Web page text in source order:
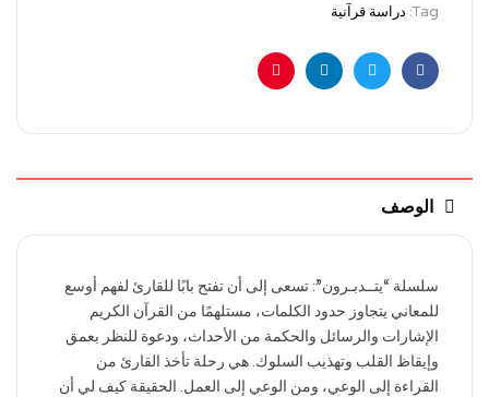
Tag: دراسة قرآنية
Facebook
Twitter
Linkedin
Pinterest
الوصف
سلسلة “يتــدبـرون”: تسعى إلى أن تفتح بابًا للقارئ لفهم أوسع
للمعاني يتجاوز حدود الكلمات، مستلهمًا من القرآن الكريم
الإشارات والرسائل والحكمة من الأحداث، ودعوة للنظر بعمق
وإيقاظ القلب وتهذيب السلوك. هي رحلة تأخذ القارئ من
القراءة إلى الوعي، ومن الوعي إلى العمل. الحقيقة كيف لي أن